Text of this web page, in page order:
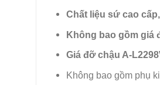
Chất liệu sứ cao
Không bao gồm giá
Giá đỡ chậu A-
Không bao gồm phụ